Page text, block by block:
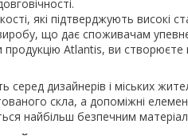
які підтверджують високі
що дає споживачам
Atlantis, ви створюєте
серед дизайнерів і міських
скла, а допоміжні
найбільш безпечним